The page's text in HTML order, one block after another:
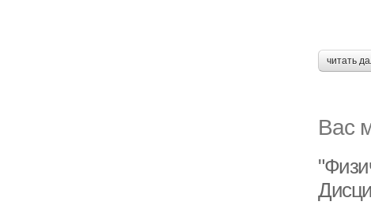
читать
Вас